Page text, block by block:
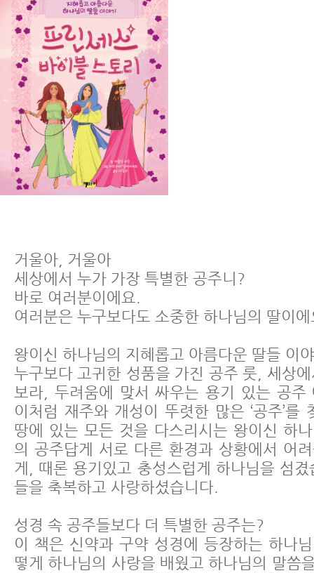
거울아, 거울아
세상에서 누가 가장 특별한 공주니?
바로 여러분이에요.
여러분은 누구보다도 소중한 하나님의 딸이
왕이신 하나님의 지혜롭고 아름다운 딸들 이
누구보다 고귀한 성품을 가진 공주 룻, 세상
보라, 두려움에 맞서 싸우는 용기 있는 공
이처럼 재주와 개성이 뚜렷한 많은 ‘공주’를
땅에 있는 모든 것을 다스리시는 왕이신 하
의 공주답게 서로 다른 환경과 상황에서 어
게, 때론 용기있고 충성스럽게 하나님을 섬
들을 축복하고 사랑하셨습니다.
성경 속 공주들보다 더 특별한 공주는?
이 책은 신약과 구약 성경에 등장하는 하나
떻게 하나님의 사랑을 배웠고 하나님의 말씀